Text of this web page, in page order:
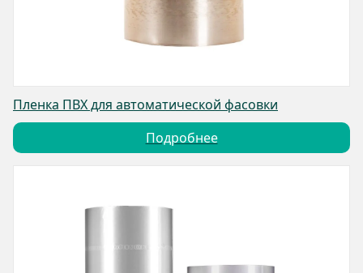
Пленка ПВХ для автоматической фасовки
Подробнее